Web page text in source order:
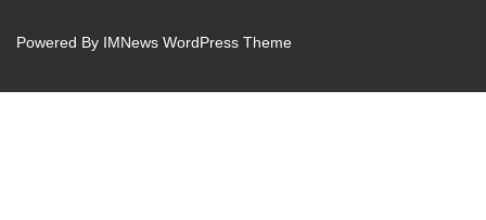
Powered By IMNews WordPress Theme